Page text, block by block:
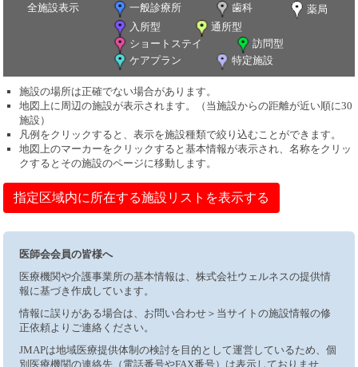
全施設表示 一般診療所 歯科
薬局
入所型
通所型
ショートステイ
訪問型
ケアプラン
特定施設
施設の場所は正確でない場合があります。
地図上に周辺の施設が表示されます。（当施設からの距離が近い順に30
施設）
凡例をクリックすると、表示を施設種類で絞り込むことができます。
地図上のマーカーをクリックすると基本情報が表示され、名称をクリッ
クするとその施設のページに移動します。
指定区域内に所在する施設リストを表示する
医師会会員の皆様へ
医療機関や介護事業所の基本情報は、株式会社ウェルネスの提供情
報に基づき作成しています。
情報に誤りがある場合は、お問い合わせ＞当サイトの施設情報の修
正依頼よりご連絡ください。
JMAPは地域医療提供体制の検討を目的として運営しているため、個
別医療機関の連絡先（電話番号やFAX番号）は表示しておりませ